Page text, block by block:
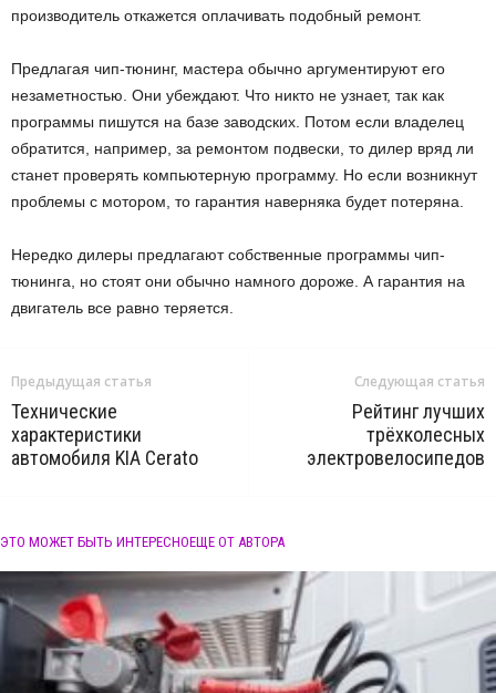
производитель откажется оплачивать подобный ремонт.
Предлагая чип-тюнинг, мастера обычно аргументируют его
незаметностью. Они убеждают. Что никто не узнает, так как
программы пишутся на базе заводских. Потом если владелец
обратится, например, за ремонтом подвески, то дилер вряд ли
станет проверять компьютерную программу. Но если возникнут
проблемы с мотором, то гарантия наверняка будет потеряна.
Нередко дилеры предлагают собственные программы чип-
тюнинга, но стоят они обычно намного дороже. А гарантия на
двигатель все равно теряется.
Предыдущая статья
Технические
характеристики
автомобиля KIA Cerato
Следующая статья
Рейтинг лучших
трёхколесных
электровелосипедов
ЭТО МОЖЕТ БЫТЬ ИНТЕРЕСНОЕЩЕ ОТ АВТОРА